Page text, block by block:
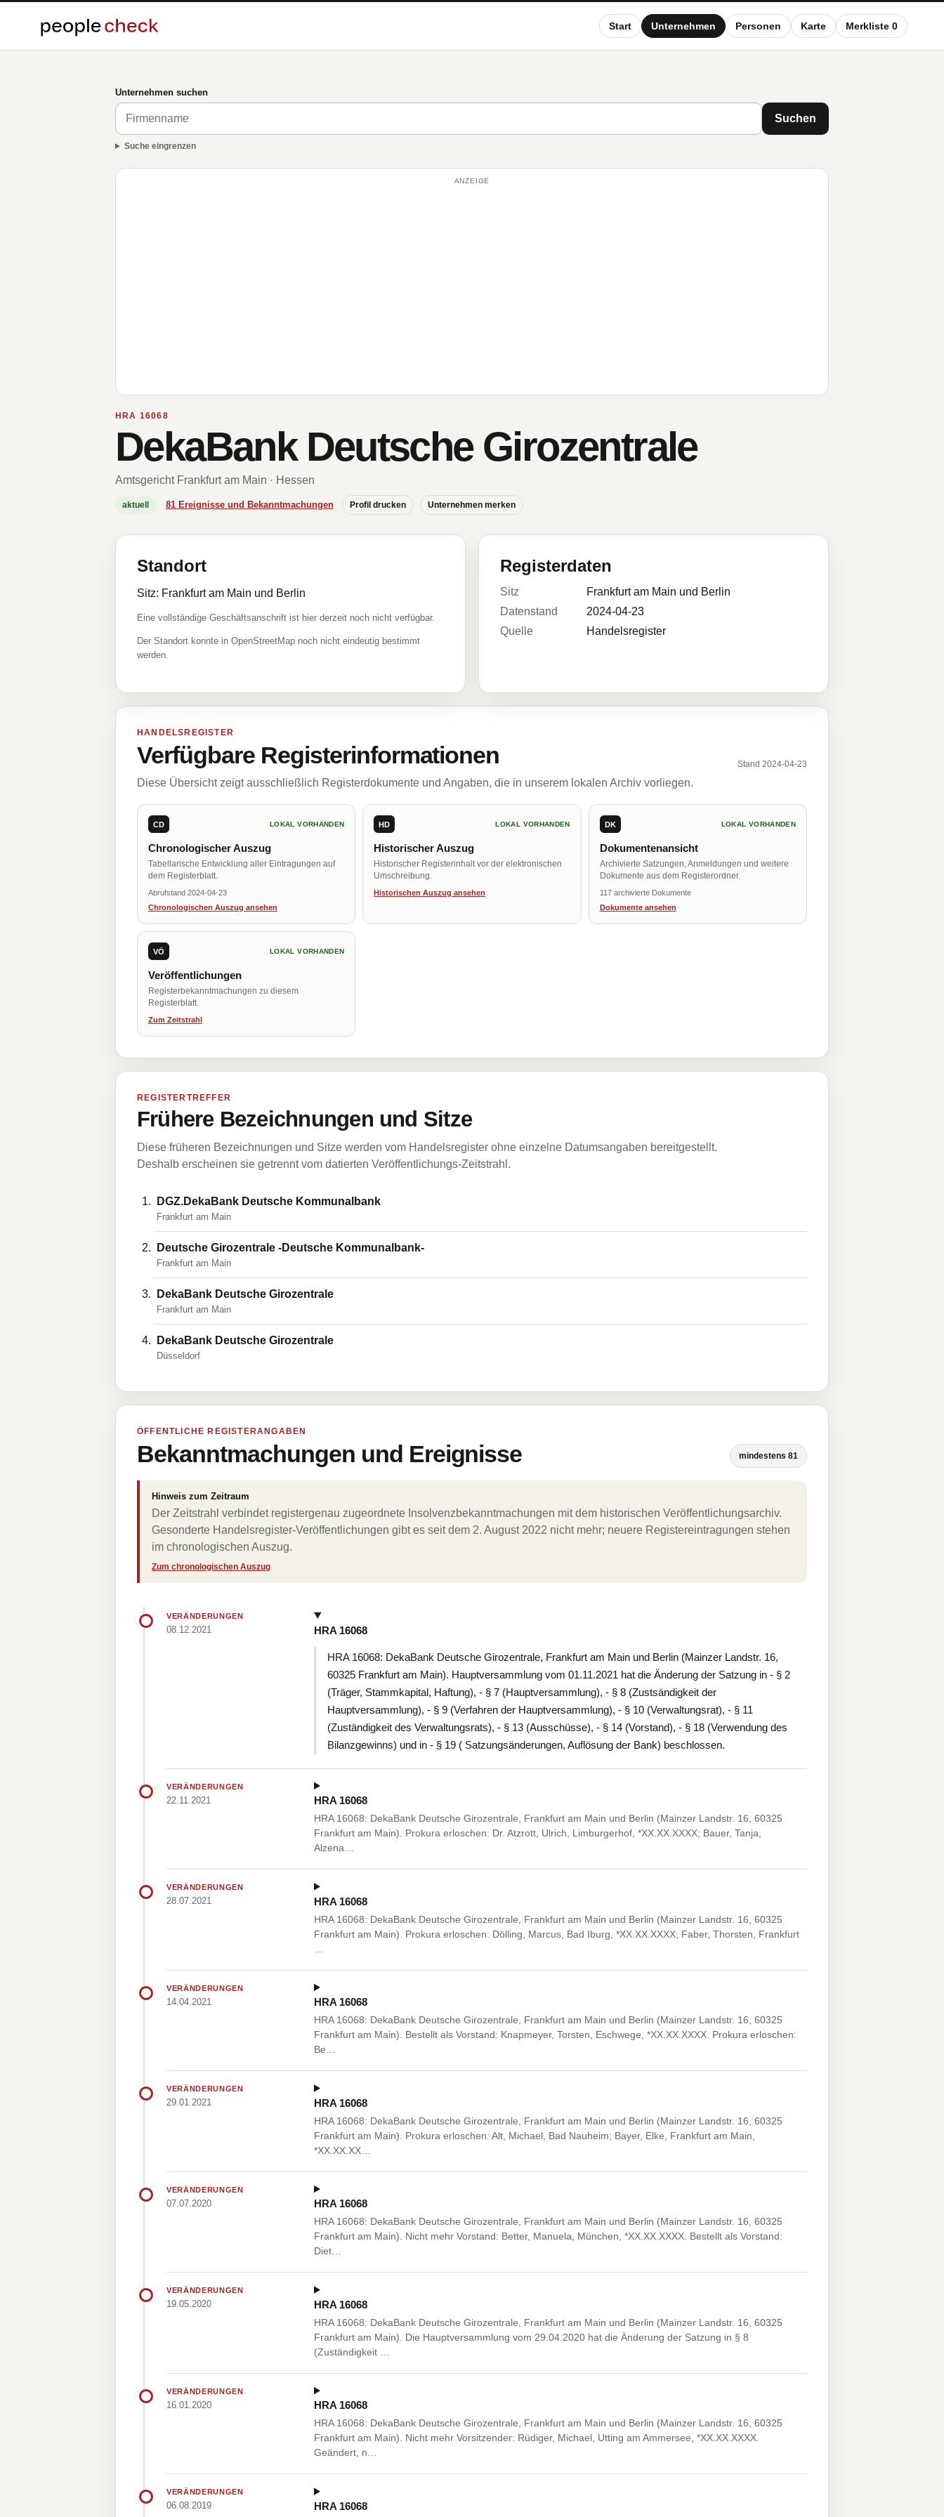
Start Unternehmen Personen Karte Merkliste 0
Unternehmen suchen
Suchen
Suche eingrenzen
ANZEIGE
HRA 16068
DekaBank Deutsche Girozentrale
Amtsgericht Frankfurt am Main · Hessen
aktuell 81 Ereignisse und Bekanntmachungen Profil drucken Unternehmen merken
Standort
Sitz: Frankfurt am Main und Berlin
Eine vollständige Geschäftsanschrift ist hier derzeit noch nicht verfügbar.
Der Standort konnte in OpenStreetMap noch nicht eindeutig bestimmt
werden.
Registerdaten
Sitz
Frankfurt am Main und Berlin
Datenstand
2024-04-23
Quelle
Handelsregister
HANDELSREGISTER
Verfügbare Registerinformationen Stand 2024-04-23
Diese Übersicht zeigt ausschließlich Registerdokumente und Angaben, die in unserem lokalen Archiv vorliegen.
CD LOKAL VORHANDEN
Chronologischer Auszug
Tabellarische Entwicklung aller Eintragungen auf
dem Registerblatt.
Abrufstand 2024-04-23
Chronologischen Auszug ansehen
HD LOKAL VORHANDEN
Historischer Auszug
Historischer Registerinhalt vor der elektronischen
Umschreibung.
Historischen Auszug ansehen
DK LOKAL VORHANDEN
Dokumentenansicht
Archivierte Satzungen, Anmeldungen und weitere
Dokumente aus dem Registerordner.
117 archivierte Dokumente
Dokumente ansehen
VÖ LOKAL VORHANDEN
Veröffentlichungen
Registerbekanntmachungen zu diesem
Registerblatt.
Zum Zeitstrahl
REGISTERTREFFER
Frühere Bezeichnungen und Sitze
Diese früheren Bezeichnungen und Sitze werden vom Handelsregister ohne einzelne Datumsangaben bereitgestellt.
Deshalb erscheinen sie getrennt vom datierten Veröffentlichungs-Zeitstrahl.
DGZ.DekaBank Deutsche Kommunalbank
Frankfurt am Main
Deutsche Girozentrale -Deutsche Kommunalbank-
Frankfurt am Main
DekaBank Deutsche Girozentrale
Frankfurt am Main
DekaBank Deutsche Girozentrale
Düsseldorf
ÖFFENTLICHE REGISTERANGABEN
Bekanntmachungen und Ereignisse mindestens 81
Hinweis zum Zeitraum
Der Zeitstrahl verbindet registergenau zugeordnete Insolvenzbekanntmachungen mit dem historischen Veröffentlichungsarchiv.
Gesonderte Handelsregister-Veröffentlichungen gibt es seit dem 2. August 2022 nicht mehr; neuere Registereintragungen stehen
im chronologischen Auszug.
Zum chronologischen Auszug
VERÄNDERUNGEN
08.12.2021 HRA 16068
HRA 16068: DekaBank Deutsche Girozentrale, Frankfurt am Main und Berlin (Mainzer Landstr. 16,
60325 Frankfurt am Main). Hauptversammlung vom 01.11.2021 hat die Änderung der Satzung in - § 2
(Träger, Stammkapital, Haftung), - § 7 (Hauptversammlung), - § 8 (Zustsändigkeit der
Hauptversammlung), - § 9 (Verfahren der Hauptversammlung), - § 10 (Verwaltungsrat), - § 11
(Zuständigkeit des Verwaltungsrats), - § 13 (Ausschüsse), - § 14 (Vorstand), - § 18 (Verwendung des
Bilanzgewinns) und in - § 19 ( Satzungsänderungen, Auflösung der Bank) beschlossen.
VERÄNDERUNGEN
22.11.2021 HRA 16068
HRA 16068: DekaBank Deutsche Girozentrale, Frankfurt am Main und Berlin (Mainzer Landstr. 16, 60325
Frankfurt am Main). Prokura erloschen: Dr. Atzrott, Ulrich, Limburgerhof, *XX.XX.XXXX; Bauer, Tanja,
Alzena…
VERÄNDERUNGEN
28.07.2021 HRA 16068
HRA 16068: DekaBank Deutsche Girozentrale, Frankfurt am Main und Berlin (Mainzer Landstr. 16, 60325
Frankfurt am Main). Prokura erloschen: Dölling, Marcus, Bad Iburg, *XX.XX.XXXX; Faber, Thorsten, Frankfurt
VERÄNDERUNGEN
14.04.2021 HRA 16068
HRA 16068: DekaBank Deutsche Girozentrale, Frankfurt am Main und Berlin (Mainzer Landstr. 16, 60325
Frankfurt am Main). Bestellt als Vorstand: Knapmeyer, Torsten, Eschwege, *XX.XX.XXXX. Prokura erloschen:
Be…
VERÄNDERUNGEN
29.01.2021 HRA 16068
HRA 16068: DekaBank Deutsche Girozentrale, Frankfurt am Main und Berlin (Mainzer Landstr. 16, 60325
Frankfurt am Main). Prokura erloschen: Alt, Michael, Bad Nauheim; Bayer, Elke, Frankfurt am Main,
*XX.XX.XX…
VERÄNDERUNGEN
07.07.2020 HRA 16068
HRA 16068: DekaBank Deutsche Girozentrale, Frankfurt am Main und Berlin (Mainzer Landstr. 16, 60325
Frankfurt am Main). Nicht mehr Vorstand: Better, Manuela, München, *XX.XX.XXXX. Bestellt als Vorstand:
Diet…
VERÄNDERUNGEN
19.05.2020 HRA 16068
HRA 16068: DekaBank Deutsche Girozentrale, Frankfurt am Main und Berlin (Mainzer Landstr. 16, 60325
Frankfurt am Main). Die Hauptversammlung vom 29.04.2020 hat die Änderung der Satzung in § 8
(Zuständigkeit …
VERÄNDERUNGEN
16.01.2020 HRA 16068
HRA 16068: DekaBank Deutsche Girozentrale, Frankfurt am Main und Berlin (Mainzer Landstr. 16, 60325
Frankfurt am Main). Nicht mehr Vorsitzender: Rüdiger, Michael, Utting am Ammersee, *XX.XX.XXXX.
Geändert, n…
VERÄNDERUNGEN
06.08.2019 HRA 16068